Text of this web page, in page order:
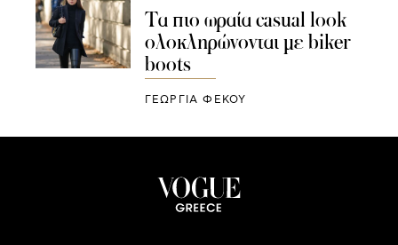
Τα πιο ωραία casual look
ολοκληρώνονται με biker
boots
ΓΕΩΡΓΙΑ ΦΕΚΟΥ